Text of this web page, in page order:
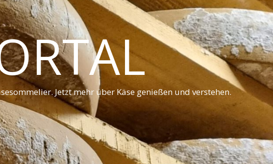
Jetzt mehr über Käse genießen und verstehen.